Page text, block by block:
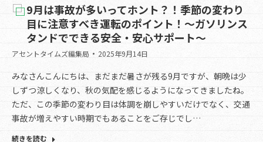
9月は事故が多いってホント？！季節の変わり
目に注意すべき運転のポイント！～ガソリンス
タンドでできる安全・安心サポート～
アセントタイムズ編集局 2025年9月14日
みなさんこんにちは、まだまだ暑さが残る9月ですが、朝晩は少
しずつ涼しくなり、秋の気配を感じるようになってきましたね。
ただ、この季節の変わり目は体調を崩しやすいだけでなく、交通
事故が増えやすい時期でもあることをご存じでし…
続きを読む